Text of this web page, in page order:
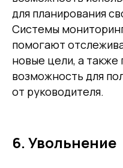
для планирования
Системы
помогают
новые цели, а также
возможность для
от руководителя.
6. Увольнение